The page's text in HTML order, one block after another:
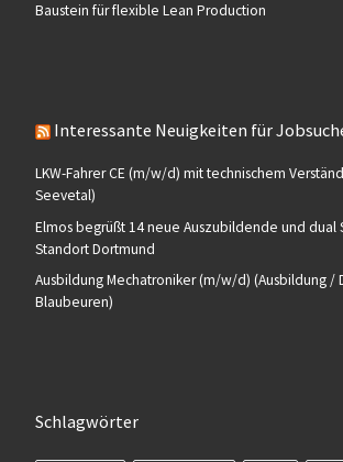
Baustein für flexible Lean Production
Interessante Neuigkeiten für
LKW-Fahrer CE (m/w/d) mit technischem
Seevetal)
Elmos begrüßt 14 neue Auszubildende und dual
Standort Dortmund
Ausbildung Mechatroniker (m/w/d) (Ausbildung /
Blaubeuren)
Schlagwörter